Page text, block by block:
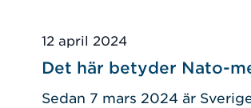
Det här betyder Nato-
Publicerad
12 april 2024
Sedan 7 mars 2024 är